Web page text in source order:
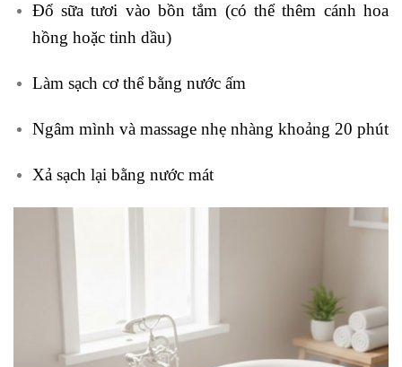
Đổ sữa tươi vào bồn tắm (có thể thêm cánh hoa
hồng hoặc tinh dầu)
Làm sạch cơ thể bằng nước ấm
Ngâm mình và massage nhẹ nhàng khoảng 20 phút
Xả sạch lại bằng nước mát